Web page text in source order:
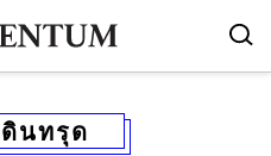
ดินทรุด